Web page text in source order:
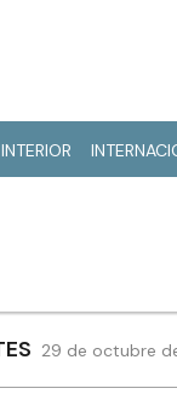
INTERIOR
29 de octubre